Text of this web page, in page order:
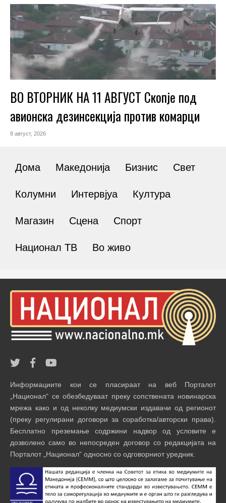
ВО ВТОРНИК НА 11 АВГУСТ Скопје под
авионска дезинсекција против комарци
8 август, 2026
Дома Македонија Бизнис Свет
Колумни Интервјуа Култура
Магазин Сцена Спорт
Национал ТВ Во живо
Информациите кои се пласираат на веб Порталот
„Национал“ се обезбедуваат преку сопствената новинарска
мрежа како и од неколку медиумски издавачи од регионот
(преку регулирани договори за соработка/авторски права).
Бесплатно преземање содржини надвор од условите е
дозволено само во непосреден договор со редакцијата на
Порталот „Национал“ односно со одговорниот уредник.